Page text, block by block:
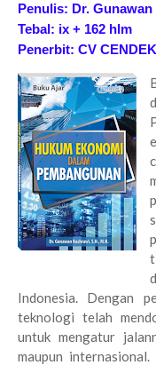
Penulis: Dr.
Tebal: ix + 162 hlm
Penerbit: CV
Indonesia. Dengan
teknologi telah
untuk mengatur
maupun